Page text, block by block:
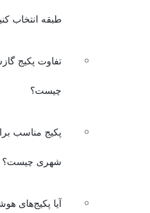
طبقه انتخاب
تفاوت پکیج
چیست؟
پکیج مناسب
شهری چیست؟
آیا پکیج‌های